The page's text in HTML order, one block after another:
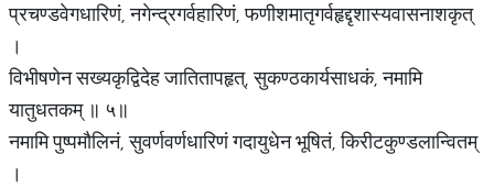
प्रचण्डवेगधारिणं, नगेन्द्रगर्वहारिणं, फणीशमातृगर्वहृद्दृशास्यवासनाशकृत्
।
विभीषणेन सख्यकृद्विदेह जातितापहृत्, सुकण्ठकार्यसाधकं, नमामि
यातुधतकम् ॥ ५॥
नमामि पुष्पमौलिनं, सुवर्णवर्णधारिणं गदायुधेन भूषितं, किरीटकुण्डलान्वितम्
।